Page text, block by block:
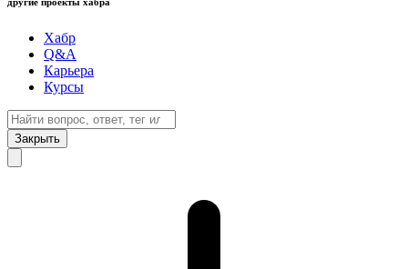
Хабр
Q&A
Карьера
Курсы
Закрыть